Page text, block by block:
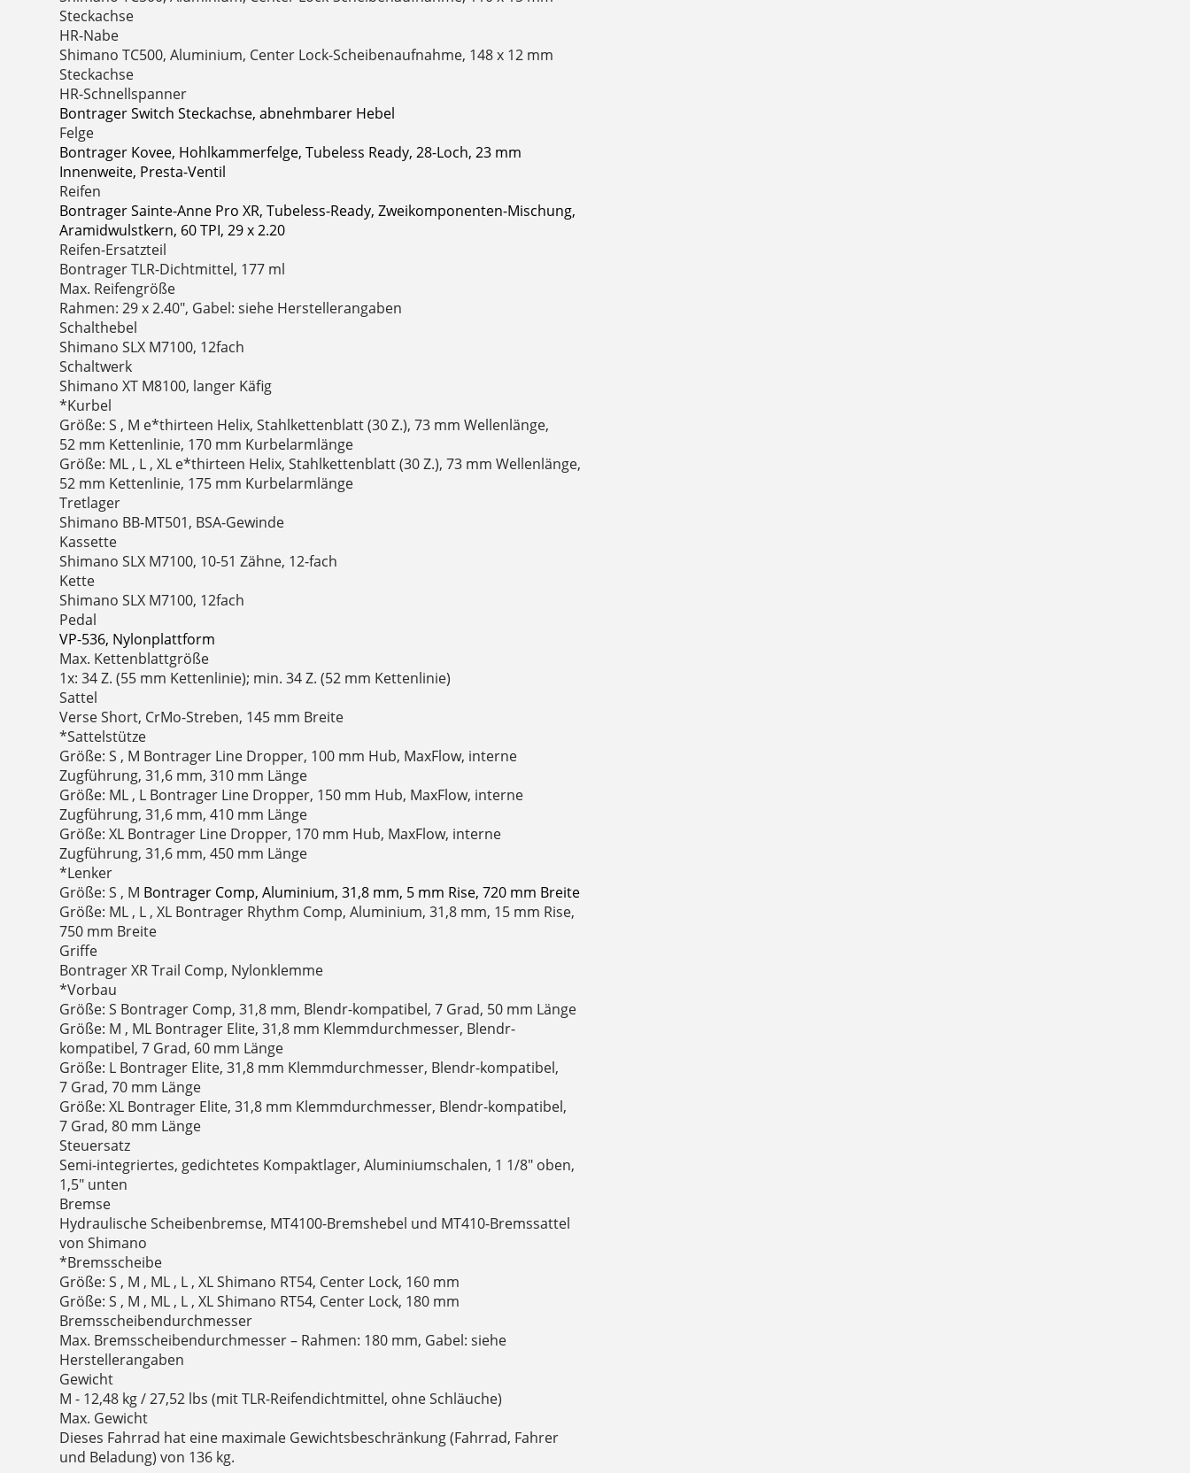
Steckachse
HR-Nabe
Shimano TC500, Aluminium, Center Lock-Scheibenaufnahme, 148 x 12 mm
Steckachse
HR-Schnellspanner
Bontrager Switch Steckachse, abnehmbarer Hebel
Felge
Bontrager Kovee, Hohlkammerfelge, Tubeless Ready, 28-Loch, 23 mm
Innenweite, Presta-Ventil
Reifen
Bontrager Sainte-Anne Pro XR, Tubeless-Ready, Zweikomponenten-Mischung,
Aramidwulstkern, 60 TPI, 29 x 2.20
Reifen-Ersatzteil
Bontrager TLR-Dichtmittel, 177 ml
Max. Reifengröße
Rahmen: 29 x 2.40", Gabel: siehe Herstellerangaben
Schalthebel
Shimano SLX M7100, 12fach
Schaltwerk
Shimano XT M8100, langer Käfig
*Kurbel
Größe: S , M e*thirteen Helix, Stahlkettenblatt (30 Z.), 73 mm Wellenlänge,
52 mm Kettenlinie, 170 mm Kurbelarmlänge
Größe: ML , L , XL e*thirteen Helix, Stahlkettenblatt (30 Z.), 73 mm Wellenlänge,
52 mm Kettenlinie, 175 mm Kurbelarmlänge
Tretlager
Shimano BB-MT501, BSA-Gewinde
Kassette
Shimano SLX M7100, 10-51 Zähne, 12-fach
Kette
Shimano SLX M7100, 12fach
Pedal
VP-536, Nylonplattform
Max. Kettenblattgröße
1x: 34 Z. (55 mm Kettenlinie); min. 34 Z. (52 mm Kettenlinie)
Sattel
Verse Short, CrMo-Streben, 145 mm Breite
*Sattelstütze
Größe: S , M Bontrager Line Dropper, 100 mm Hub, MaxFlow, interne
Zugführung, 31,6 mm, 310 mm Länge
Größe: ML , L Bontrager Line Dropper, 150 mm Hub, MaxFlow, interne
Zugführung, 31,6 mm, 410 mm Länge
Größe: XL Bontrager Line Dropper, 170 mm Hub, MaxFlow, interne
Zugführung, 31,6 mm, 450 mm Länge
*Lenker
Größe: S , M Bontrager Comp, Aluminium, 31,8 mm, 5 mm Rise, 720 mm Breite
Größe: ML , L , XL Bontrager Rhythm Comp, Aluminium, 31,8 mm, 15 mm Rise,
750 mm Breite
Griffe
Bontrager XR Trail Comp, Nylonklemme
*Vorbau
Größe: S Bontrager Comp, 31,8 mm, Blendr-kompatibel, 7 Grad, 50 mm Länge
Größe: M , ML Bontrager Elite, 31,8 mm Klemmdurchmesser, Blendr-
kompatibel, 7 Grad, 60 mm Länge
Größe: L Bontrager Elite, 31,8 mm Klemmdurchmesser, Blendr-kompatibel,
7 Grad, 70 mm Länge
Größe: XL Bontrager Elite, 31,8 mm Klemmdurchmesser, Blendr-kompatibel,
7 Grad, 80 mm Länge
Steuersatz
Semi-integriertes, gedichtetes Kompaktlager, Aluminiumschalen, 1 1/8" oben,
1,5" unten
Bremse
Hydraulische Scheibenbremse, MT4100-Bremshebel und MT410-Bremssattel
von Shimano
*Bremsscheibe
Größe: S , M , ML , L , XL Shimano RT54, Center Lock, 160 mm
Größe: S , M , ML , L , XL Shimano RT54, Center Lock, 180 mm
Bremsscheibendurchmesser
Max. Bremsscheibendurchmesser – Rahmen: 180 mm, Gabel: siehe
Herstellerangaben
Gewicht
M - 12,48 kg / 27,52 lbs (mit TLR-Reifendichtmittel, ohne Schläuche)
Max. Gewicht
Dieses Fahrrad hat eine maximale Gewichtsbeschränkung (Fahrrad, Fahrer
und Beladung) von 136 kg.